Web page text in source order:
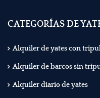
CATEGORÍAS DE
Alquiler de yates con
Alquiler de barcos sin
Alquiler diario de yates